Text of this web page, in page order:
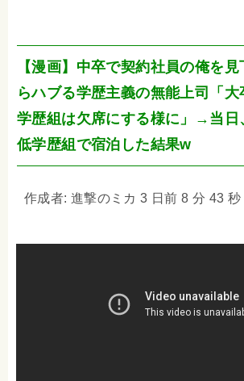
【漫画】中卒で契約社員の俺を
らハブる学歴主義の無能上司「
学歴組は欠席にする様に」→当日
低学歴組で宿泊した結果w
作成者: 進撃のミカ 3 日前 8 分 43